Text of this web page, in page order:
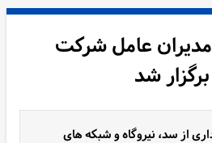
عامل شرکت
شد
از سد، نیروگاه و شبکه های